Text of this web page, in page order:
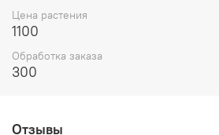
размере, указанном в карточке
В каком виде приедет растение
Цена растения
1100
Обработка заказа
300
Отзывы